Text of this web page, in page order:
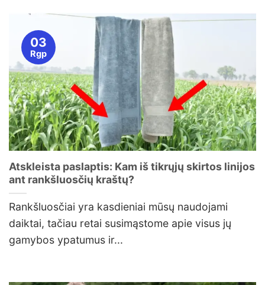
Atskleista paslaptis: Kam iš tikrųjų skirtos linijos
ant rankšluosčių kraštų?
Rankšluosčiai yra kasdieniai mūsų naudojami
daiktai, tačiau retai susimąstome apie visus jų
gamybos ypatumus ir...
03
Rgp